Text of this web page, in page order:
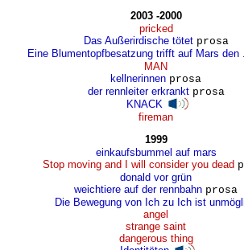
2003 -2000
pricked
Das Außerirdische tötet prosa
Eine Blumentopfbesatzung trifft auf Mars den ..
MAN
kellnerinnen prosa
der rennleiter erkrankt prosa
KNACK
fireman
1999
einkaufsbummel auf mars
Stop moving and I will consider you dead
donald vor grün
weichtiere auf der rennbahn prosa
Die Bewegung von Ich zu Ich ist
angel
strange saint
dangerous thing